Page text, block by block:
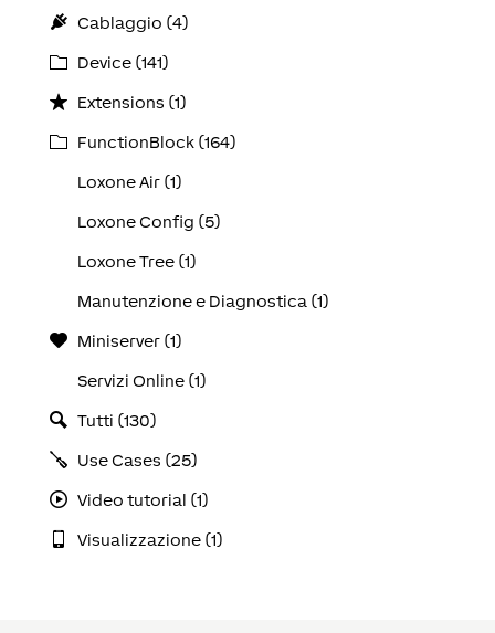
Cablaggio (4)
Device (141)
Extensions (1)
FunctionBlock (164)
Loxone Air (1)
Loxone Config (5)
Loxone Tree (1)
Manutenzione e Diagnostica (1)
Miniserver (1)
Servizi Online (1)
Tutti (130)
Use Cases (25)
Video tutorial (1)
Visualizzazione (1)